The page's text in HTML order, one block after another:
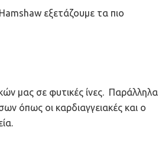
εξετάζουμε τα πιο
μας σε φυτικές ίνες. Παράλληλα
όπως οι καρδιαγγειακές και ο